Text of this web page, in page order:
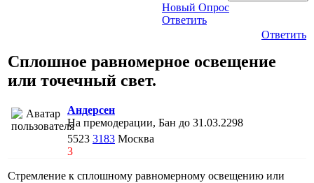
Новый Опрос
Ответить
Ответить
Сплошное равномерное освещение
или точечный свет.
Андерсен
На премодерации, Бан до 31.03.2298
5523 3183 Москва
3
Стремление к сплошному равномерному освещению или